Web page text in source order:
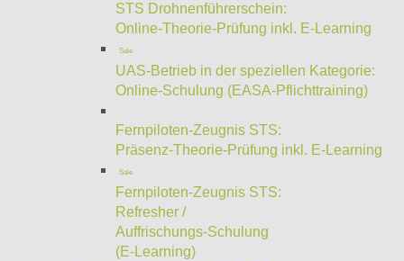
STS Drohnenführerschein:
Online-Theorie-Prüfung inkl. E-Learning
Sale
UAS-Betrieb in der speziellen Kategorie:
Online-Schulung (EASA-Pflichttraining)
Fernpiloten-Zeugnis STS:
Präsenz-Theorie-Prüfung inkl. E-Learning
Sale
Fernpiloten-Zeugnis STS:
Refresher /
Auffrischungs-Schulung
(E-Learning)